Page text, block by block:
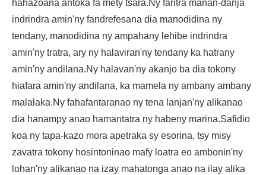
hahazoana antoka fa mety tsara.Ny faritra manan-danja
indrindra amin'ny fandrefesana dia manodidina ny
tendany, manodidina ny ampahany lehibe indrindra
amin'ny tratra, ary ny halaviran'ny tendany ka hatrany
amin'ny andilana.Ny halavan'ny akanjo ba dia tokony
hiafara amin'ny andilana, ka mamela ny ambany ambany
malalaka.Ny fahafantaranao ny tena lanjan'ny alikanao
dia hanampy anao hamantatra ny habeny marina.Safidio
koa ny tapa-kazo mora apetraka sy esorina, tsy misy
zavatra tokony hosintoninao mafy loatra eo ambonin'ny
lohan'ny alikanao na izay mahatonga anao na ilay alika